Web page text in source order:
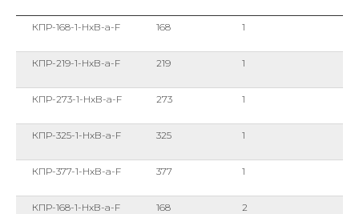
КПР-168-1-HxB-a-F 168 1
КПР-219-1-HxB-a-F 219 1
КПР-273-1-HxB-a-F 273 1
КПР-325-1-HxB-a-F 325 1
КПР-377-1-HxB-a-F 377 1
КПР-168-1-HxB-a-F 168 2